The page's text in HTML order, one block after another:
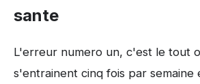
sante
L'erreur numero un, c'est le tout
s'entrainent cinq fois par semaine